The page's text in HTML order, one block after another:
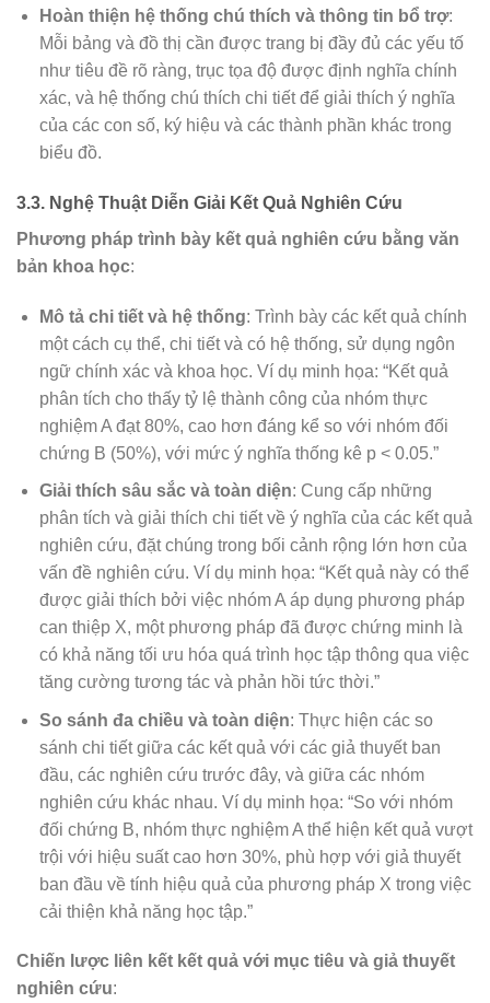
Hoàn thiện hệ thống chú thích và thông tin bổ trợ:
Mỗi bảng và đồ thị cần được trang bị đầy đủ các yếu tố
như tiêu đề rõ ràng, trục tọa độ được định nghĩa chính
xác, và hệ thống chú thích chi tiết để giải thích ý nghĩa
của các con số, ký hiệu và các thành phần khác trong
biểu đồ.
3.3. Nghệ Thuật Diễn Giải Kết Quả Nghiên Cứu
Phương pháp trình bày kết quả nghiên cứu bằng văn
bản khoa học:
Mô tả chi tiết và hệ thống: Trình bày các kết quả chính
một cách cụ thể, chi tiết và có hệ thống, sử dụng ngôn
ngữ chính xác và khoa học. Ví dụ minh họa: “Kết quả
phân tích cho thấy tỷ lệ thành công của nhóm thực
nghiệm A đạt 80%, cao hơn đáng kể so với nhóm đối
chứng B (50%), với mức ý nghĩa thống kê p < 0.05.”
Giải thích sâu sắc và toàn diện: Cung cấp những
phân tích và giải thích chi tiết về ý nghĩa của các kết quả
nghiên cứu, đặt chúng trong bối cảnh rộng lớn hơn của
vấn đề nghiên cứu. Ví dụ minh họa: “Kết quả này có thể
được giải thích bởi việc nhóm A áp dụng phương pháp
can thiệp X, một phương pháp đã được chứng minh là
có khả năng tối ưu hóa quá trình học tập thông qua việc
tăng cường tương tác và phản hồi tức thời.”
So sánh đa chiều và toàn diện: Thực hiện các so
sánh chi tiết giữa các kết quả với các giả thuyết ban
đầu, các nghiên cứu trước đây, và giữa các nhóm
nghiên cứu khác nhau. Ví dụ minh họa: “So với nhóm
đối chứng B, nhóm thực nghiệm A thể hiện kết quả vượt
trội với hiệu suất cao hơn 30%, phù hợp với giả thuyết
ban đầu về tính hiệu quả của phương pháp X trong việc
cải thiện khả năng học tập.”
Chiến lược liên kết kết quả với mục tiêu và giả thuyết
nghiên cứu: